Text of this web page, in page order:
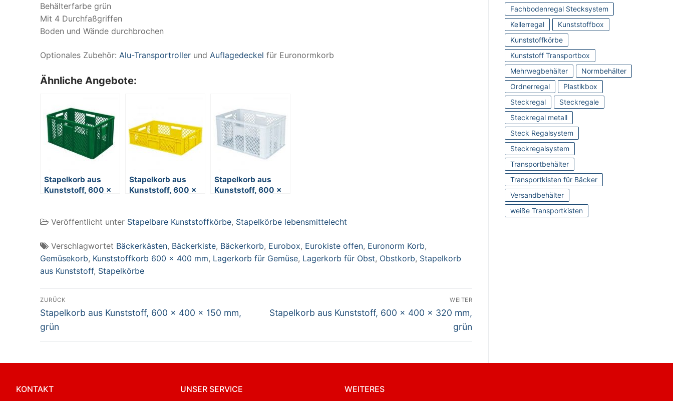
Behälterfarbe grün
Mit 4 Durchfaßgriffen
Boden und Wände durchbrochen
Optionales Zubehör: Alu-Transportroller und Auflagedeckel für Euronormkorb
Ähnliche Angebote:
Stapelkorb aus
Kunststoff, 600 x
Stapelkorb aus
Kunststoff, 600 x
Stapelkorb aus
Kunststoff, 600 x
Veröffentlicht unter Stapelbare Kunststoffkörbe, Stapelkörbe lebensmittelecht
Verschlagwortet Bäckerkästen, Bäckerkiste, Bäckerkorb, Eurobox, Eurokiste offen, Euronorm Korb,
Gemüsekorb, Kunststoffkorb 600 x 400 mm, Lagerkorb für Gemüse, Lagerkorb für Obst, Obstkorb, Stapelkorb
aus Kunststoff, Stapelkörbe
Beitragsnavigation
ZURÜCK
Vorheriger
Beitrag:
Stapelkorb aus Kunststoff, 600 x 400 x 150 mm,
grün
WEITER
Nächster
Stapelkorb aus Kunststoff, 600 x 400 x 320 mm,
grün
Fachbodenregal Stecksystem
Kellerregal
Kunststoffbox
Kunststoffkörbe
Kunststoff Transportbox
Mehrwegbehälter
Normbehälter
Ordnerregal
Plastikbox
Steckregal
Steckregale
Steckregal metall
Steck Regalsystem
Steckregalsystem
Transportbehälter
Transportkisten für Bäcker
Versandbehälter
weiße Transportkisten
KONTAKT UNSER SERVICE WEITERES